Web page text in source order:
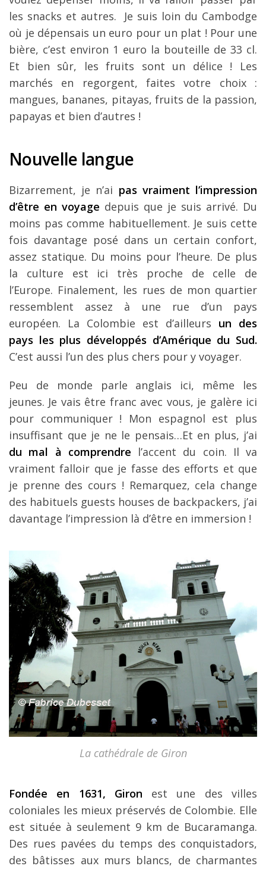
les snacks et autres. Je suis loin du Cambodge
où je dépensais un euro pour un plat ! Pour une
bière, c’est environ 1 euro la bouteille de 33 cl.
Et bien sûr, les fruits sont un délice ! Les
marchés en regorgent, faites votre choix :
mangues, bananes, pitayas, fruits de la passion,
papayas et bien d’autres !
Nouvelle langue
Bizarrement, je n’ai pas vraiment l’impression
d’être en voyage depuis que je suis arrivé. Du
moins pas comme habituellement. Je suis cette
fois davantage posé dans un certain confort,
assez statique. Du moins pour l’heure. De plus
la culture est ici très proche de celle de
l’Europe. Finalement, les rues de mon quartier
ressemblent assez à une rue d’un pays
européen. La Colombie est d’ailleurs un des
pays les plus développés d’Amérique du Sud.
C’est aussi l’un des plus chers pour y voyager.
Peu de monde parle anglais ici, même les
jeunes. Je vais être franc avec vous, je galère ici
pour communiquer ! Mon espagnol est plus
insuffisant que je ne le pensais…Et en plus, j’ai
du mal à comprendre l’accent du coin. Il va
vraiment falloir que je fasse des efforts et que
je prenne des cours ! Remarquez, cela change
des habituels guests houses de backpackers, j’ai
davantage l’impression là d’être en immersion !
La cathédrale de Giron
Fondée en 1631, Giron est une des villes
coloniales les mieux préservés de Colombie. Elle
est située à seulement 9 km de Bucaramanga.
Des rues pavées du temps des conquistadors,
des bâtisses aux murs blancs, de charmantes